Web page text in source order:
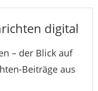
digital
– der Blick auf
Beiträge aus